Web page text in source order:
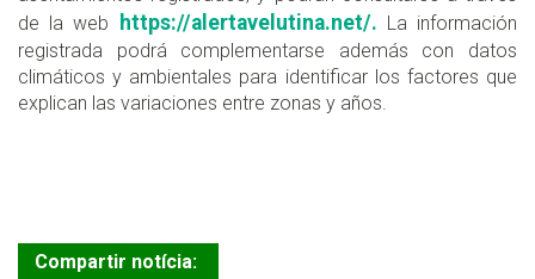
de la web
https://alertavelutina.net/. La información
registrada podrá complementarse además con datos
climáticos y ambientales para identificar los factores que
explican las variaciones entre zonas y años.
Compartir notícia: